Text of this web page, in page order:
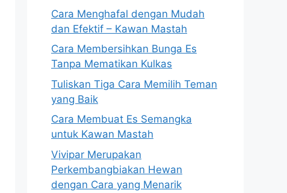
Cara Menghafal dengan Mudah
dan Efektif – Kawan Mastah
Cara Membersihkan Bunga Es
Tanpa Mematikan Kulkas
Tuliskan Tiga Cara Memilih Teman
yang Baik
Cara Membuat Es Semangka
untuk Kawan Mastah
Vivipar Merupakan
Perkembangbiakan Hewan
dengan Cara yang Menarik